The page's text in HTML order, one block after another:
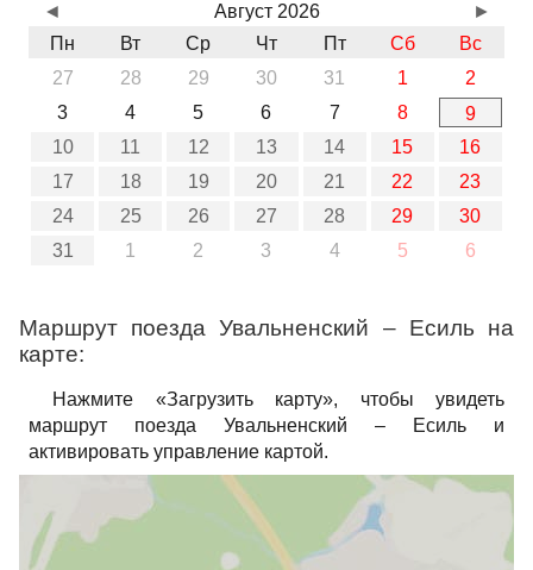
Август 2026
Пн
Вт Ср Чт Пт Сб
Вс
27
28 29 30 31 1
2
3
4 5 6 7 8
9
10
11 12 13 14 15
16
17
18 19 20 21 22
23
24
25 26 27 28 29
30
31
1 2 3 4 5 6
◄ ►
Маршрут поезда Увальненский – Есиль на
карте:
Нажмите «Загрузить карту», чтобы увидеть
маршрут поезда Увальненский – Есиль и
активировать управление картой.